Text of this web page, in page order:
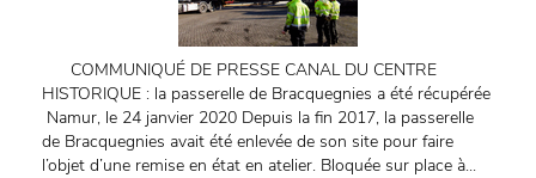
COMMUNIQUÉ DE PRESSE CANAL DU CENTRE
HISTORIQUE : la passerelle de Bracquegnies a été récupérée
Namur, le 24 janvier 2020 Depuis la fin 2017, la passerelle
de Bracquegnies avait été enlevée de son site pour faire
l’objet d’une remise en état en atelier. Bloquée sur place à...